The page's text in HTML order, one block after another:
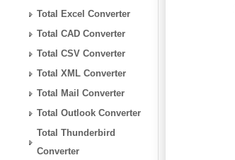
Total Excel Converter
Total CAD Converter
Total CSV Converter
Total XML Converter
Total Mail Converter
Total Outlook Converter
Total Thunderbird
Converter